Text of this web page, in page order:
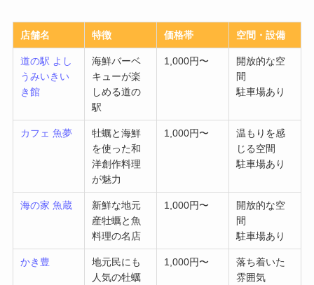
店舗名 特徴 価格帯 空間・設備
道の駅 よし
うみいきい
き館
海鮮バーベ
キューが楽
しめる道の
駅
1,000円〜
開放的な空
間
駐車場あり
カフェ 魚夢
牡蠣と海鮮
を使った和
洋創作料理
が魅力
1,000円〜
温もりを感
じる空間
駐車場あり
海の家 魚蔵
新鮮な地元
産牡蠣と魚
料理の名店
1,000円〜
開放的な空
間
駐車場あり
かき豊
地元民にも
人気の牡蠣
1,000円〜
落ち着いた
雰囲気